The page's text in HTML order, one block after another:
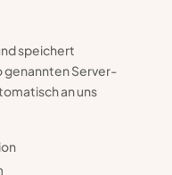
speichert
genannten Server-
an uns